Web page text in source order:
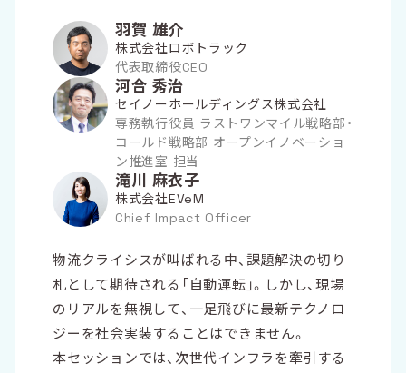
羽賀 雄介
株式会社ロボトラック
代表取締役CEO
河合 秀治
セイノーホールディングス株式会社
専務執行役員 ラストワンマイル戦略部・
コールド戦略部 オープンイノベーショ
ン推進室 担当
滝川 麻衣子
株式会社EVeM
Chief Impact Officer
物流クライシスが叫ばれる中、課題解決の切り
札として期待される「自動運転」。しかし、現場
のリアルを無視して、一足飛びに最新テクノロ
ジーを社会実装することはできません。
本セッションでは、次世代インフラを牽引する